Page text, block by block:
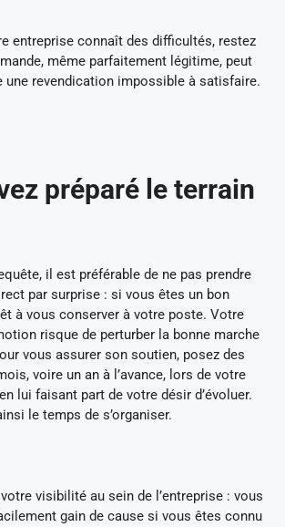
entreprise connaît des difficultés, restez
même parfaitement légitime, peut
une revendication impossible à satisfaire.
préparé le terrain
il est préférable de ne pas prendre
par surprise : si vous êtes un bon
à vous conserver à votre poste. Votre
risque de perturber la bonne marche
vous assurer son soutien, posez des
voire un an à l’avance, lors de votre
lui faisant part de votre désir d’évoluer.
le temps de s’organiser.
visibilité au sein de l’entreprise : vous
gain de cause si vous êtes connu